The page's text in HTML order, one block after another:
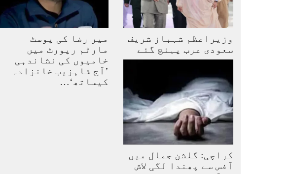
میر رضا کی پوسٹ
مارٹم رپورٹ میں
خامیوں کی نشاندہی
’آج شاہزیب خانزادہ
کیساتھ‘…
وزیراعظم شہباز شریف
سعودی عرب پہنچ گئے
کراچی: گلشن جمال میں
آفس سے پھندا لگی لاش